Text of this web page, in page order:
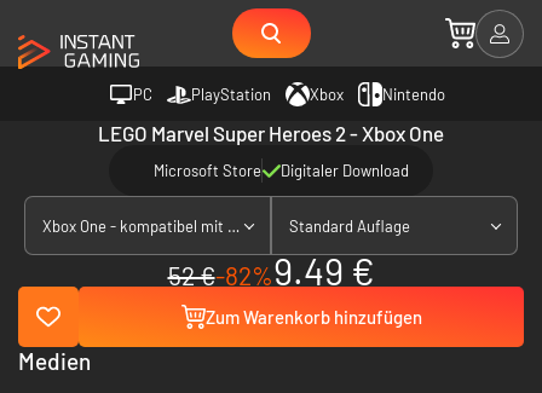
PC PlayStation Xbox Nintendo
LEGO Marvel Super Heroes 2 - Xbox One
Microsoft Store Digitaler Download
Xbox One - kompatibel mit Xbox Series X|S Standard Auflage
52 €-82%9.49 €
Zum Warenkorb hinzufügen
Medien